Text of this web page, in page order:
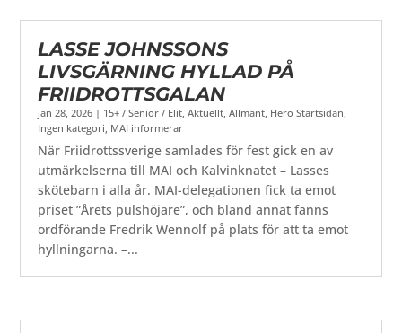
LASSE JOHNSSONS
LIVSGÄRNING HYLLAD PÅ
FRIIDROTTSGALAN
jan 28, 2026 | 15+ / Senior / Elit,Aktuellt,Allmänt, Hero Startsidan,
Ingen kategori, MAI informerar
När Friidrottssverige samlades för fest gick en av
utmärkelserna till MAI och Kalvinknatet – Lasses
skötebarn i alla år. MAI-delegationen fick ta emot
priset ”Årets pulshöjare”, och bland annat fanns
ordförande Fredrik Wennolf på plats för att ta emot
hyllningarna. –...